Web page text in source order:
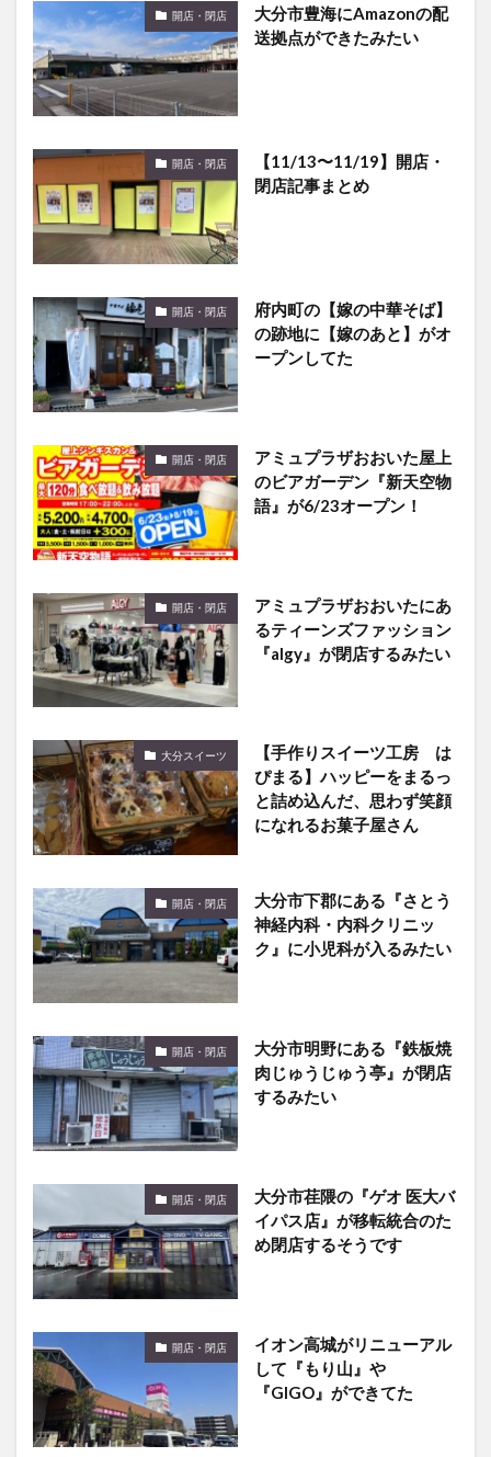
開店・閉店
大分市豊海にAmazonの配
送拠点ができたみたい
開店・閉店
【11/13〜11/19】開店・
閉店記事まとめ
開店・閉店
府内町の【嫁の中華そば】
の跡地に【嫁のあと】がオ
ープンしてた
開店・閉店
アミュプラザおおいた屋上
のビアガーデン『新天空物
語』が6/23オープン！
開店・閉店
アミュプラザおおいたにあ
るティーンズファッション
『algy』が閉店するみたい
大分スイーツ
【手作りスイーツ工房 は
ぴまる】ハッピーをまるっ
と詰め込んだ、思わず笑顔
になれるお菓子屋さん
開店・閉店
大分市下郡にある『さとう
神経内科・内科クリニッ
ク』に小児科が入るみたい
開店・閉店
大分市明野にある『鉄板焼
肉じゅうじゅう亭』が閉店
するみたい
開店・閉店
大分市荏隈の『ゲオ 医大バ
イパス店』が移転統合のた
め閉店するそうです
開店・閉店
イオン高城がリニューアル
して『もり山』や
『GIGO』ができてた